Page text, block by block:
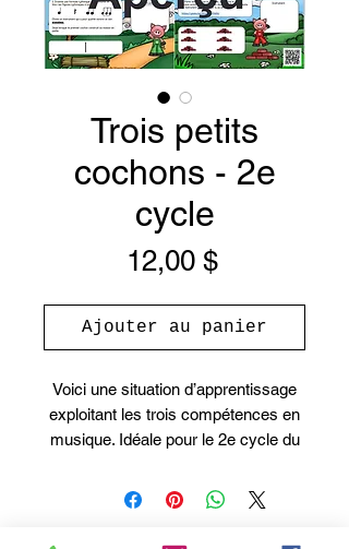
Trois petits
cochons - 2e
cycle
12,00 $Prix
Ajouter au panier
Voici une situation d’apprentissage
exploitant les trois compétences en
musique. Idéale pour le 2e cycle du
flûte à bec. Il contient 27 pages; le
audios ainsi que le cahier de